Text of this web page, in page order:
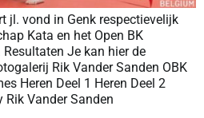
jl. vond in Genk respectievelijk
Kata en het Open BK
Je kan hier de
Rik Vander Sanden OBK
Heren Deel 1 Heren Deel 2
Vander Sanden